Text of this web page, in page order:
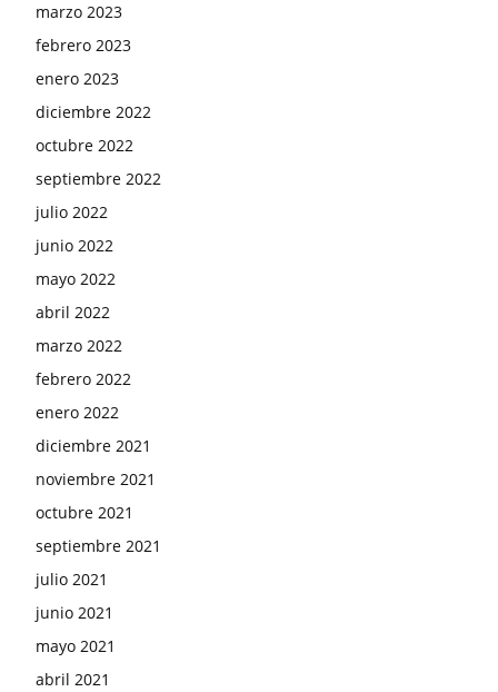
marzo 2023
febrero 2023
enero 2023
diciembre 2022
octubre 2022
septiembre 2022
julio 2022
junio 2022
mayo 2022
abril 2022
marzo 2022
febrero 2022
enero 2022
diciembre 2021
noviembre 2021
octubre 2021
septiembre 2021
julio 2021
junio 2021
mayo 2021
abril 2021